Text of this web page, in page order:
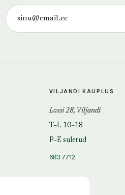
VILJANDI KAUPLUS
Lossi 28, Viljandi
T–L 10–18
P–E suletud
683 7712